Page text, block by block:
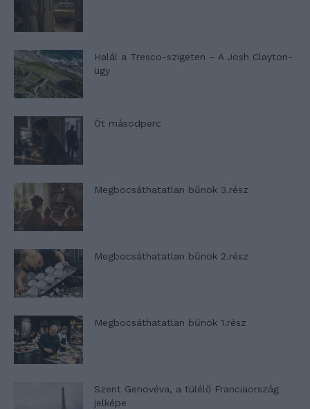
Halál a Tresco-szigeten – A Josh Clayton-
ügy
Öt másodperc
Megbocsáthatatlan bűnök 3.rész
Megbocsáthatatlan bűnök 2.rész
Megbocsáthatatlan bűnök 1.rész
Szent Genovéva, a túlélő Franciaország
jelképe